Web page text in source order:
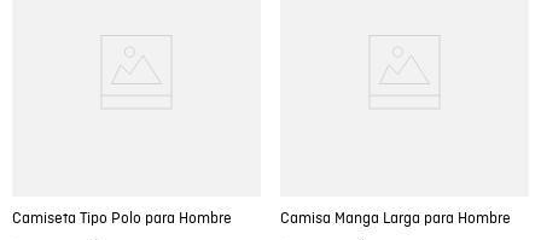
Camiseta Tipo Polo para Hombre Camisa Manga Larga para Hombre